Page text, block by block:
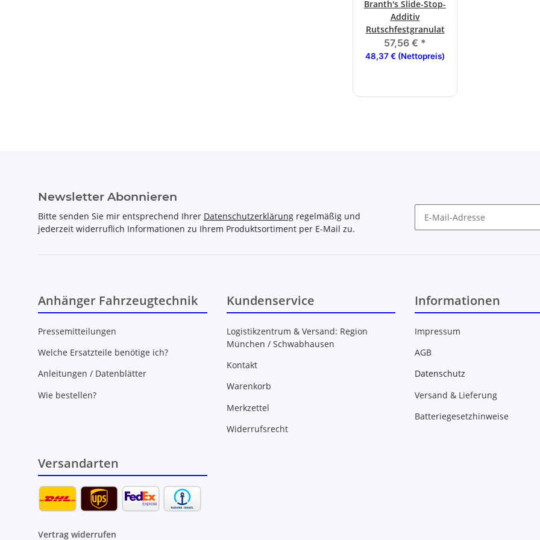
Branth's Slide-Stop-
Additiv
Rutschfestgranulat
57,56 € *
48,37 € (Nettopreis)
Newsletter Abonnieren
Bitte senden Sie mir entsprechend Ihrer Datenschutzerklärung regelmäßig und
jederzeit widerruflich Informationen zu Ihrem Produktsortiment per E-Mail zu.
Anhänger Fahrzeugtechnik
Pressemitteilungen
Welche Ersatzteile benötige ich?
Anleitungen / Datenblätter
Wie bestellen?
Kundenservice
Logistikzentrum & Versand: Region
München / Schwabhausen
Kontakt
Warenkorb
Merkzettel
Widerrufsrecht
Informationen
Impressum
AGB
Datenschutz
Versand & Lieferung
Batteriegesetzhinweise
Versandarten
Vertrag widerrufen